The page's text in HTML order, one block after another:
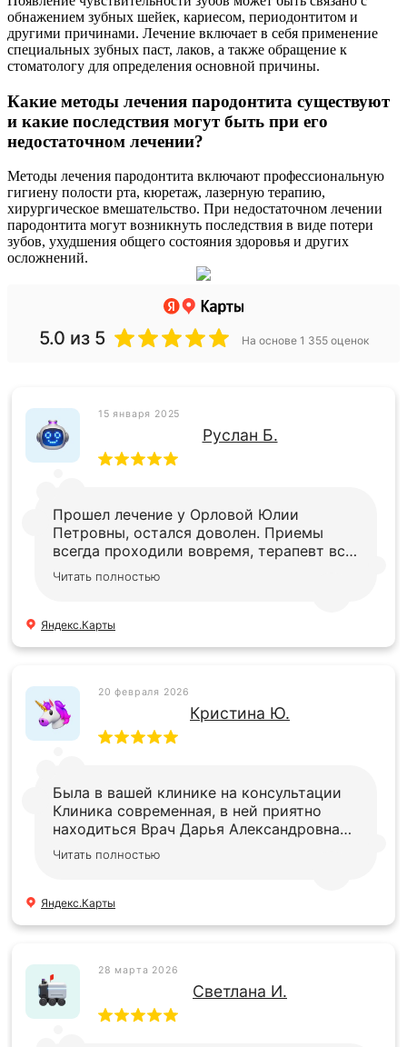
обнажением зубных шейек, кариесом, периодонтитом и
другими причинами. Лечение включает в себя применение
специальных зубных паст, лаков, а также обращение к
стоматологу для определения основной причины.
Какие методы лечения пародонтита существуют
и какие последствия могут быть при его
недостаточном лечении?
Методы лечения пародонтита включают профессиональную
гигиену полости рта, кюретаж, лазерную терапию,
хирургическое вмешательство. При недостаточном лечении
пародонтита могут возникнуть последствия в виде потери
зубов, ухудшения общего состояния здоровья и других
осложнений.
5.0 из 5 На основе 1 355 оценок
15 января 2025
Руслан Б.
Прошел лечение у Орловой Юлии
Петровны, остался доволен. Приемы
всегда проходили вовремя, терапевт все
подробно рассказывает и без проблем
Читать полностью
Яндекс.Карты
20 февраля 2026
Кристина Ю.
Была в вашей клинике на консультации
Клиника современная, в ней приятно
находиться Врач Дарья Александровна
компетентный специалист, ответила на
Читать полностью
Яндекс.Карты
28 марта 2026
Светлана И.